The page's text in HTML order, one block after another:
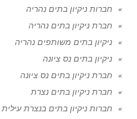
חברות ניקיון בתים נהריה
חברת ניקיון בתים נהריה
ניקיון בתים משותפים נהריה
ניקיון בתים נס ציונה
חברת ניקיון בתים נס ציונה
חברת ניקיון בתים נצרת
חברות ניקיון בתים בנצרת עילית